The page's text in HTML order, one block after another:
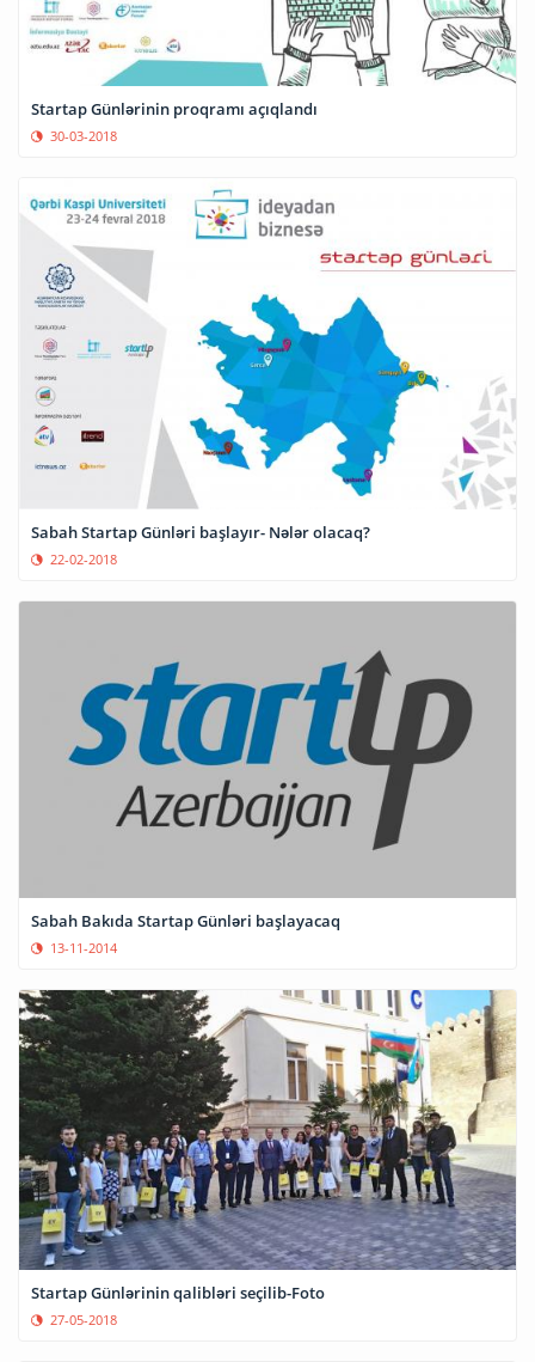
Startap Günlərinin proqramı açıqlandı
30-03-2018
Sabah Startap Günləri başlayır- Nələr olacaq?
22-02-2018
Sabah Bakıda Startap Günləri başlayacaq
13-11-2014
Startap Günlərinin qalibləri seçilib-Foto
27-05-2018